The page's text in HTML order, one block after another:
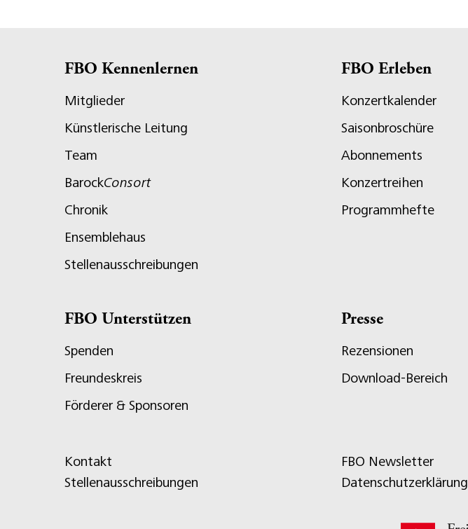
FBO Kennenlernen
Mitglieder
Künstlerische Leitung
Team
BarockConsort
Chronik
Ensemblehaus
Stellenausschreibungen
FBO Erleben
Konzertkalender
Saisonbroschüre
Abonnements
Konzertreihen
Programmhefte
FBO Unterstützen
Spenden
Freundeskreis
Förderer & Sponsoren
Presse
Rezensionen
Download-Bereich
Kontakt FBO Newsletter
Stellenausschreibungen
Datenschutzerklärung